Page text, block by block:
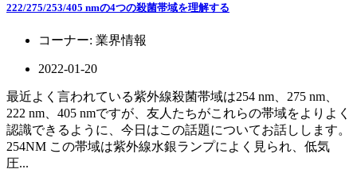
222/275/253/405 nmの4つの殺菌帯域を理解する
コーナー: 業界情報
2022-01-20
最近よく言われている紫外線殺菌帯域は254 nm、275 nm、
222 nm、405 nmですが、友人たちがこれらの帯域をよりよく
認識できるように、今日はこの話題についてお話しします。
254NM この帯域は紫外線水銀ランプによく見られ、低気
圧...